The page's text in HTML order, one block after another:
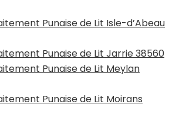
Punaise de Lit Isle-d’Abeau
Punaise de Lit Jarrie 38560
Punaise de Lit Meylan
Punaise de Lit Moirans